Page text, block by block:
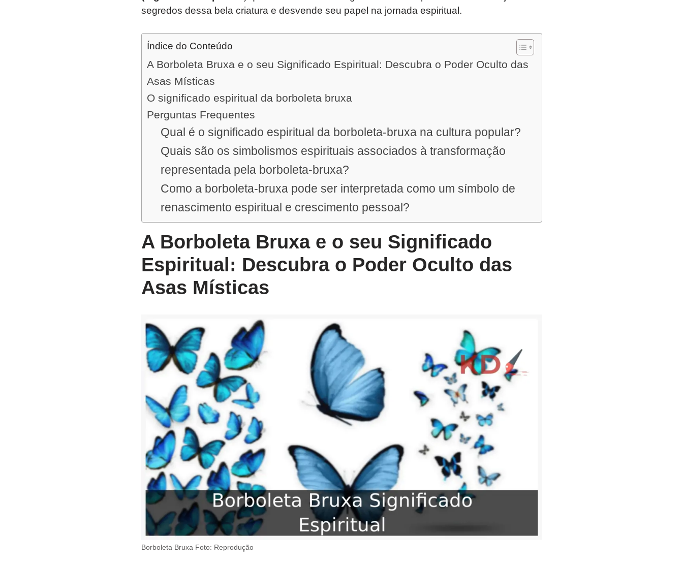
segredos dessa bela criatura e desvende seu papel na jornada espiritual.
Índice do Conteúdo
A Borboleta Bruxa e o seu Significado Espiritual: Descubra o Poder Oculto das
Asas Místicas
O significado espiritual da borboleta bruxa
Perguntas Frequentes
Qual é o significado espiritual da borboleta-bruxa na cultura popular?
Quais são os simbolismos espirituais associados à transformação
representada pela borboleta-bruxa?
Como a borboleta-bruxa pode ser interpretada como um símbolo de
renascimento espiritual e crescimento pessoal?
A Borboleta Bruxa e o seu Significado
Espiritual: Descubra o Poder Oculto das
Asas Místicas
Borboleta Bruxa Foto: Reprodução